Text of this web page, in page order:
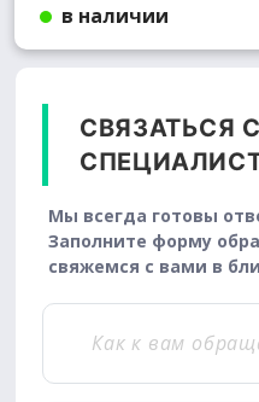
в наличии
СВЯЗАТЬСЯ
Мы всегда готовы
Заполните форму
свяжемся с вами в